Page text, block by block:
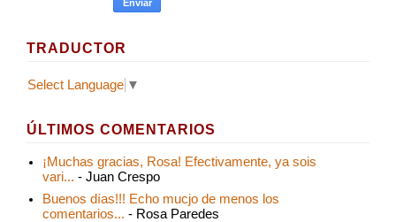
TRADUCTOR
Select Language ▼
ÚLTIMOS COMENTARIOS
¡Muchas gracias, Rosa! Efectivamente, ya sois
vari... - Juan Crespo
Buenos días!!! Echo mucjo de menos los
comentarios... - Rosa Paredes